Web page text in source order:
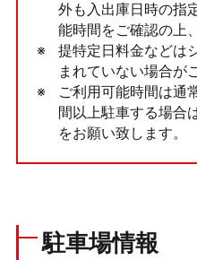
外も入出庫日時の指
能時間をご確認の上
提特定日料金などは
まれていない場合が
ご利用可能時間は通
間以上駐車する場合
をお願い致します。
駐車場情報